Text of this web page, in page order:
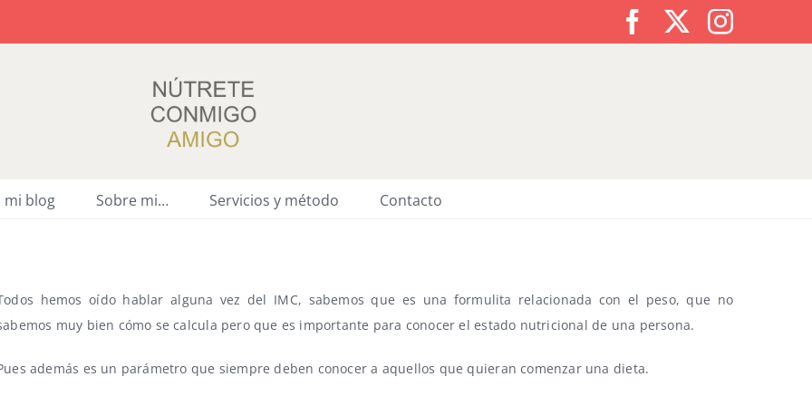
Facebook
mi blog Sobre mi… Servicios y método Contacto
hemos oído hablar alguna vez del IMC, sabemos que es una formulita relacionada con el peso, que no
muy bien cómo se calcula pero que es importante para conocer el estado nutricional de una persona.
además es un parámetro que siempre deben conocer a aquellos que quieran comenzar una dieta.